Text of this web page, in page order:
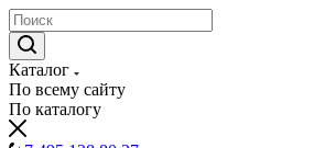
Каталог
По всему сайту
По каталогу